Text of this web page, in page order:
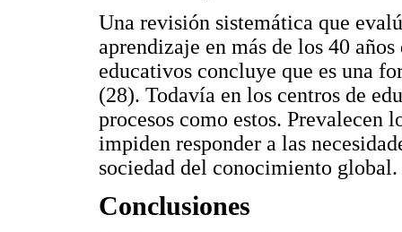
Una revisión sistemática que
aprendizaje en más de los 40
educativos concluye que es una
(28). Todavía en los centros de
procesos como estos. Prevalecen
impiden responder a las
sociedad del conocimiento global.
Conclusiones